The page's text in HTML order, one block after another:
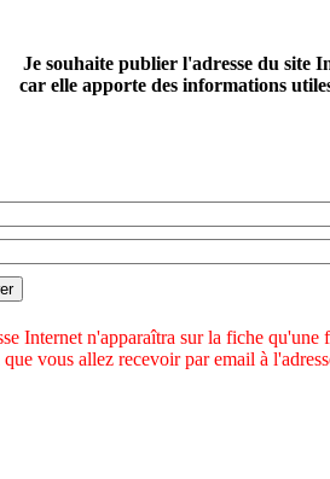
Je souhaite publier l'adresse du site
car elle apporte des informations
Internet n'apparaîtra sur la fiche
vous allez recevoir par email à